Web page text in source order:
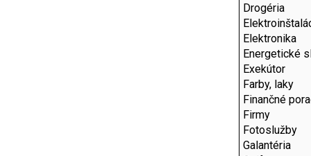
Drogéria
Elektronika
Energetické
Exekútor
Farby, laky
Finančné
Firmy
Fotoslužby
Galantéria